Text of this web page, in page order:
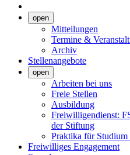
open
Mitteilungen
Termine &
Archiv
Stellenangebote
open
Arbeiten bei uns
Freie Stellen
Ausbildung
Freiwilligendienst:
der Stiftung
Praktika für
Freiwilliges Engagement